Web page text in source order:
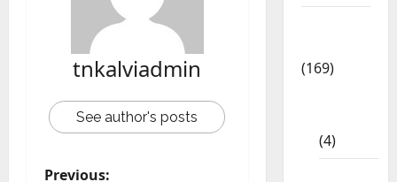
tnkalviadmin
See author's posts
Previous:
(169)
(4)